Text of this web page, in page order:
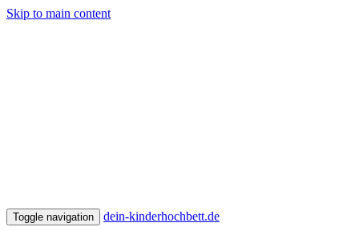
Skip to main content
Toggle navigation dein-kinderhochbett.de